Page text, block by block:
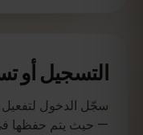
التسجيل أو
— حيث يتم حفظها